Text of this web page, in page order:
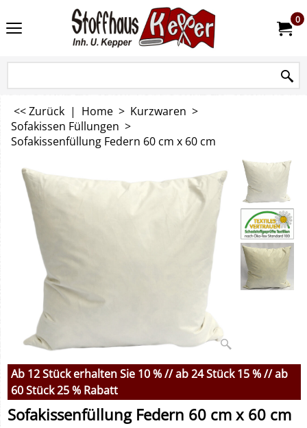
0
<< Zurück | Home > Kurzwaren >
Sofakissen Füllungen >
Sofakissenfüllung Federn 60 cm x 60 cm
Ab 12 Stück erhalten Sie 10 % // ab 24 Stück 15 % // ab
60 Stück 25 % Rabatt
Sofakissenfüllung Federn 60 cm x 60 cm